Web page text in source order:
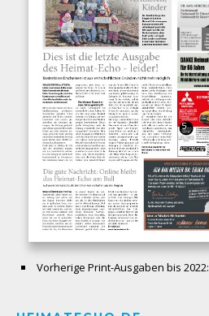
Vorherige Print-Ausgaben bis 2022: